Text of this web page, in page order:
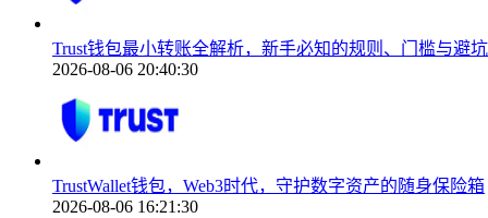
Trust钱包最小转账全解析，新手必知的规则、门槛与避
2026-08-06 20:40:30
TrustWallet钱包，Web3时代，守护数字资产的随身保险箱
2026-08-06 16:21:30